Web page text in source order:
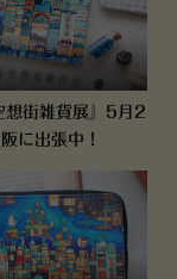
想街雑貨展』5月2
に出張中！